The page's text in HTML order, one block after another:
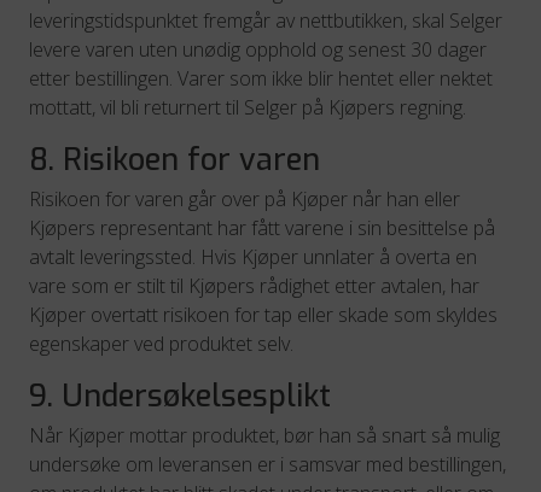
leveringstidspunktet fremgår av nettbutikken, skal Selger
levere varen uten unødig opphold og senest 30 dager
etter bestillingen. Varer som ikke blir hentet eller nektet
mottatt, vil bli returnert til Selger på Kjøpers regning.
8. Risikoen for varen
Risikoen for varen går over på Kjøper når han eller
Kjøpers representant har fått varene i sin besittelse på
avtalt leveringssted. Hvis Kjøper unnlater å overta en
vare som er stilt til Kjøpers rådighet etter avtalen, har
Kjøper overtatt risikoen for tap eller skade som skyldes
egenskaper ved produktet selv.
9. Undersøkelsesplikt
Når Kjøper mottar produktet, bør han så snart så mulig
undersøke om leveransen er i samsvar med bestillingen,